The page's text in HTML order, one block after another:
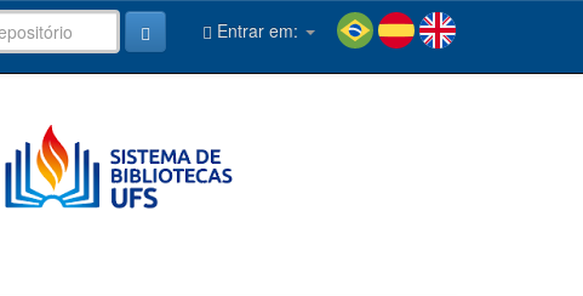
Entrar em: